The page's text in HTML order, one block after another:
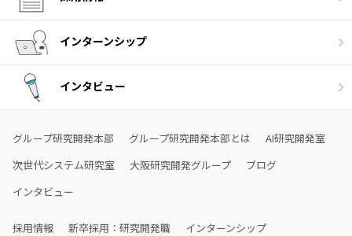
インターンシップ
インタビュー
グループ研究開発本部 グループ研究開発本部とは
AI研究開発室
次世代システム研究室
大阪研究開発グループ
ブログ
インタビュー
採用情報 新卒採用：研究開発職
インターンシップ